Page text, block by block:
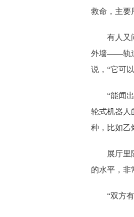
救命，主要
有人又
外墙——轨
说，“它可
“能闻
轮式机器人
种，比如
展厅里
的水平，非
“双方